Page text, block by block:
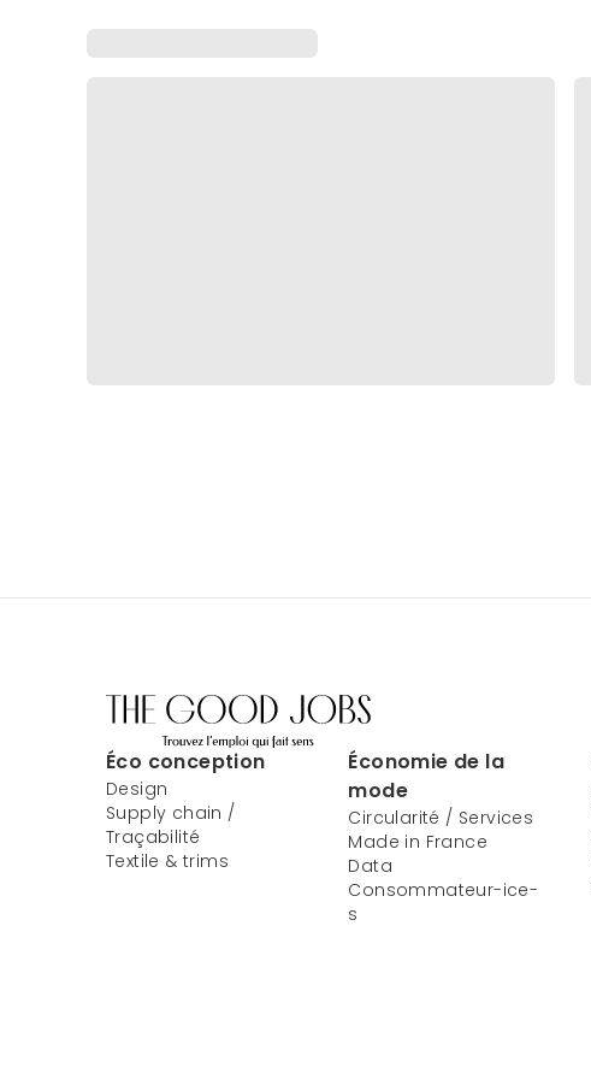
Éco conception
Design
Supply chain /
Traçabilité
Textile & trims
Économie de la
mode
Circularité / Services
Made in France
Data
Consommateur-ice-
s